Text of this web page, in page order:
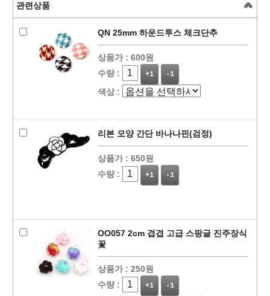
관련상품
QN 25mm 하운드투스 체크단추
상품가 : 600원
수량 :
+1 -1
색상 :
리본 모양 간단 바나나핀(검정)
상품가 : 650원
수량 :
+1 -1
OO057 2cm 겹겹 고급 스팡글 진주장식
꽃
상품가 : 250원
수량 :
+1 -1